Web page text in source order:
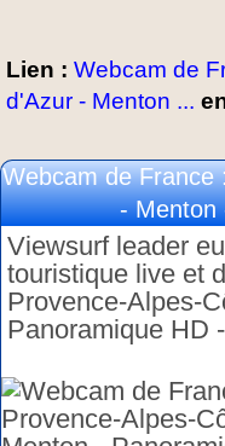
Lien : Webcam de
d'Azur - Menton ...
Webcam de France
- Menton
Viewsurf leader
touristique live et
Provence-Alpes-
Panoramique HD